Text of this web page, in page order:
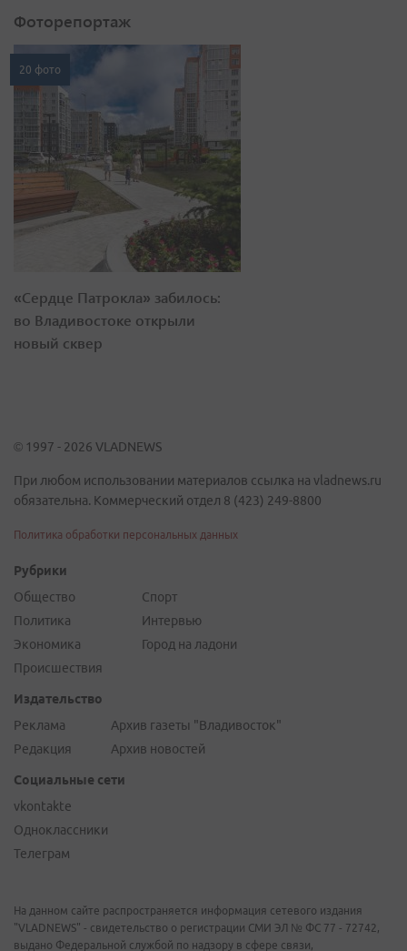
Фоторепортаж
20 фото
«Сердце Патрокла» забилось:
во Владивостоке открыли
новый сквер
© 1997 - 2026 VLADNEWS
При любом использовании материалов ссылка на vladnews.ru
обязательна. Коммерческий отдел 8 (423) 249-8800
Политика обработки персональных данных
Рубрики
Общество
Политика
Экономика
Происшествия
Спорт
Интервью
Город на ладони
Издательство
Реклама
Редакция
Архив газеты "Владивосток"
Архив новостей
Социальные сети
vkontakte
Одноклассники
Телеграм
На данном сайте распространяется информация сетевого издания
"VLADNEWS" - свидетельство о регистрации СМИ ЭЛ № ФС 77 - 72742,
выдано Федеральной службой по надзору в сфере связи,